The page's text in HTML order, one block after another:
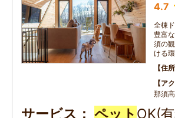
4.7
全棟
豊富
須の
ける
住所
ア
那須
サービス ペット OK(